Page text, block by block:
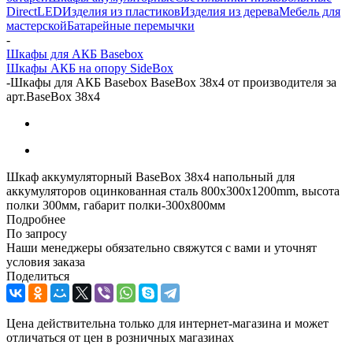
DirectLEDИзделия из пластиковИзделия из дереваМебель для
мастерскойБатарейные перемычки
-
Шкафы для АКБ Basebox
Шкафы АКБ на опору SideBox
-Шкафы для АКБ Basebox BaseBox 38x4 от производителя за
арт.BaseBox 38x4
Шкаф аккумуляторный BaseBox 38x4 напольный для
аккумуляторов оцинкованная сталь 800х300х1200mm, высота
полки 300мм, габарит полки-300x800мм
Подробнее
По запросу
Наши менеджеры обязательно свяжутся с вами и уточнят
условия заказа
Поделиться
Цена действительна только для интернет-магазина и может
отличаться от цен в розничных магазинах